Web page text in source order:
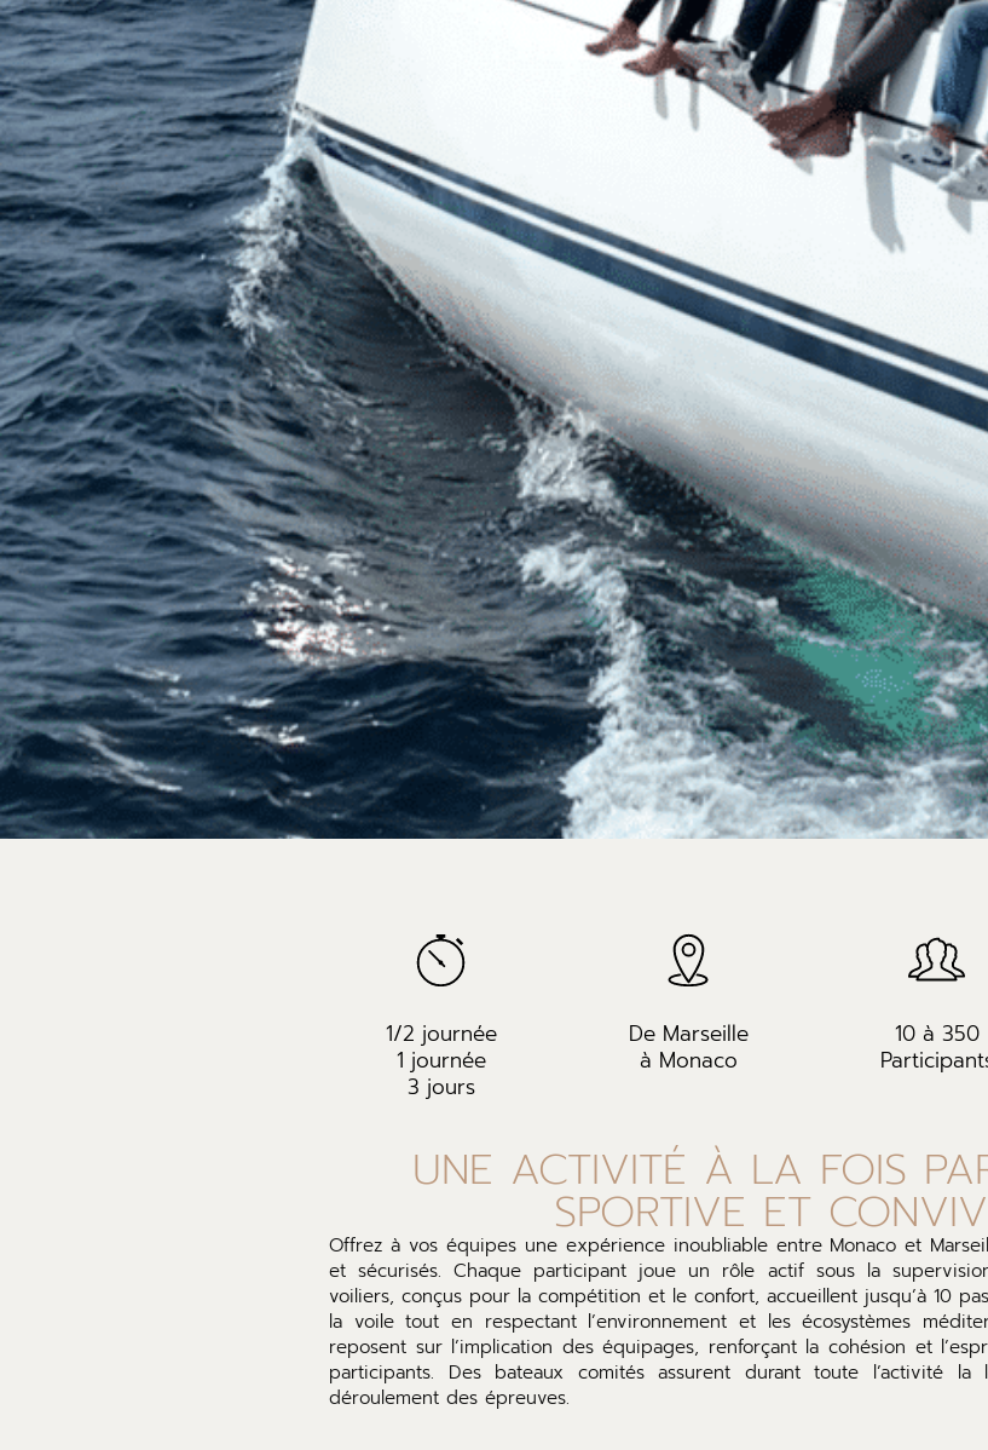
1/2 journée
1 journée
3 jours
De Marseille
à Monaco
10 à 350
UNE ACTIVITÉ À LA FOIS
SPORTIVE ET
Offrez à vos équipes une expérience inoubliable entre Monaco et
et sécurisés. Chaque participant joue un rôle actif sous la
voiliers, conçus pour la compétition et le confort, accueillent jusqu’à 10
la voile tout en respectant l’environnement et les écosystèmes
reposent sur l’implication des équipages, renforçant la cohésion et
participants. Des bateaux comités assurent durant toute l’activité
déroulement des épreuves.